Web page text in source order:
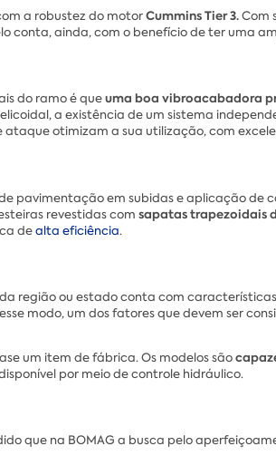
a robustez do motorCummins Tier 3.Com
conta, ainda, com o benefício de ter uma
do ramo é queuma boa vibroacabadora
a existência de um sistema
otimizam a sua utilização, com
pavimentação em subidas e aplicação
revestidas com sapatas trapezoidais
dealta eficiência.
região ou estado conta com
modo, um dos fatores que devem ser
um item de fábrica. Os modelos são
por meio de controle hidráulico.
que na BOMAG a busca pelo